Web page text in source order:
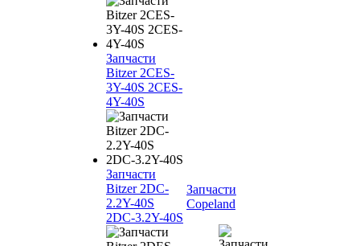
Запчасти
Bitzer 2CES-
3Y-40S 2CES-
4Y-40S
Запчасти
Bitzer 2DC-
2.2Y-40S
2DC-3.2Y-40S
Запчасти
Copeland